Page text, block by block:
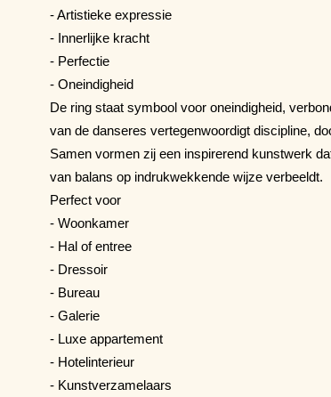
- Artistieke expressie
- Innerlijke kracht
- Perfectie
- Oneindigheid
De ring staat symbool voor oneindigheid,
van de danseres vertegenwoordigt discipline,
Samen vormen zij een inspirerend kunstwerk
van balans op indrukwekkende wijze verbeeldt.
Perfect voor
- Woonkamer
- Hal of entree
- Dressoir
- Bureau
- Galerie
- Luxe appartement
- Hotelinterieur
- Kunstverzamelaars